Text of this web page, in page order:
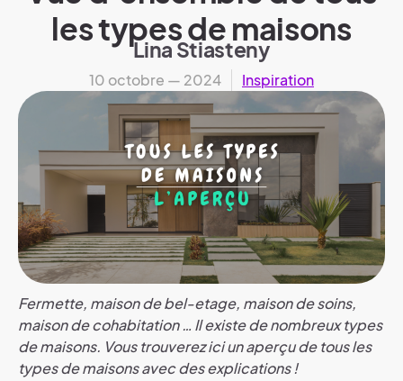
les types de maisons
Lina Stiasteny
10 octobre — 2024 Inspiration
Fermette, maison de bel-etage, maison de soins,
maison de cohabitation … Il existe de nombreux types
de maisons. Vous trouverez ici un aperçu de tous les
types de maisons avec des explications !